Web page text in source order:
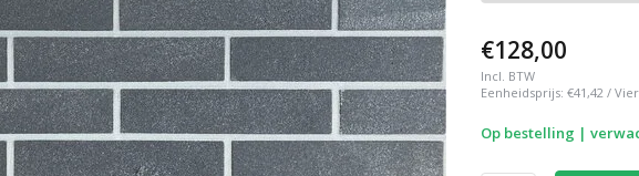
€128,00
Incl. BTW
Eenheidsprijs: €41,42/
Op bestelling |